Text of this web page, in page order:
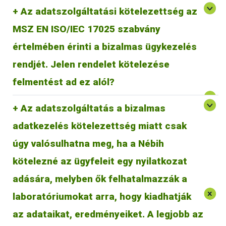
Az adatszolgáltatási kötelezettség az
MSZ EN ISO/IEC 17025 szabvány
értelmében érinti a bizalmas ügykezelés
rendjét. Jelen rendelet kötelezése
felmentést ad ez alól?
A jogszabály kötelezi a laboratóriumot a jelentés
MSZ EN ISO/IEC 17025 szabvány szerinti bizalmas
ügykezelés alól.
Az adatszolgáltatás a bizalmas
adatkezelés kötelezettség miatt csak
úgy valósulhatna meg, ha a Nébih
kötelezné az ügyfeleit egy nyilatkozat
adására, melyben ők felhatalmazzák a
laboratóriumokat arra, hogy kiadhatják
az adataikat, eredményeiket. A legjobb az
A jogszabály a laboratóriumok ügyfelei számára is
kötelezettséget jelent. Előírja, hogy a laboratóriumok a
vizsgálati eredményeikről - bizonyos esetekben
haladéktalanul, egyébként éves összesítésben –
A 8/2021. AM rendelet csak Magyarország területén
hatályos, így csak azokra a laboratóriumokra és azok
tevékenységére vonatkozik, amelyek Magyarország területén